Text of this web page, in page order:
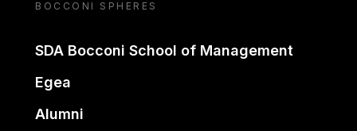
BOCCONI SPHERES
SDA Bocconi School of Management
Egea
Alumni